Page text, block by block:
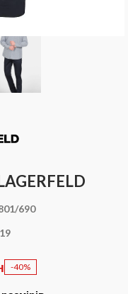
690
-40%